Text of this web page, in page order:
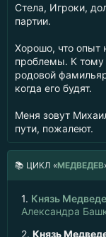
Стела, Игроки,
партии.
Хорошо, что опыт
проблемы. К тому
родовой
когда его будят.
Меня зовут
пути, пожалеют.
📚 ЦИКЛ «МЕДВЕДЕВ
1. Князь
Александра
2. Князь